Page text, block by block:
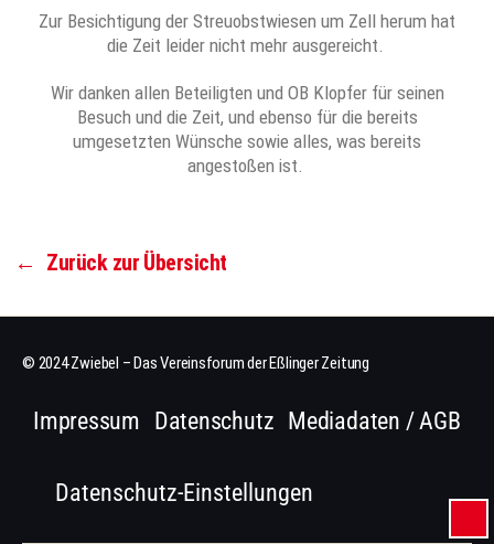
Zur Besichtigung der Streuobstwiesen um Zell herum hat
die Zeit leider nicht mehr ausgereicht.
Wir danken allen Beteiligten und OB Klopfer für seinen
Besuch und die Zeit, und ebenso für die bereits
umgesetzten Wünsche sowie alles, was bereits
angestoßen ist.
← Zurück zur Übersicht
© 2024 Zwiebel – Das Vereinsforum der Eßlinger Zeitung
Impressum Datenschutz Mediadaten / AGB
Datenschutz-Einstellungen